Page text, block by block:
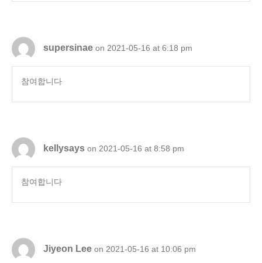
supersinae on 2021-05-16 at 6:18 pm
참여합니다
kellysays on 2021-05-16 at 8:58 pm
참여합니다
Jiyeon Lee on 2021-05-16 at 10:06 pm